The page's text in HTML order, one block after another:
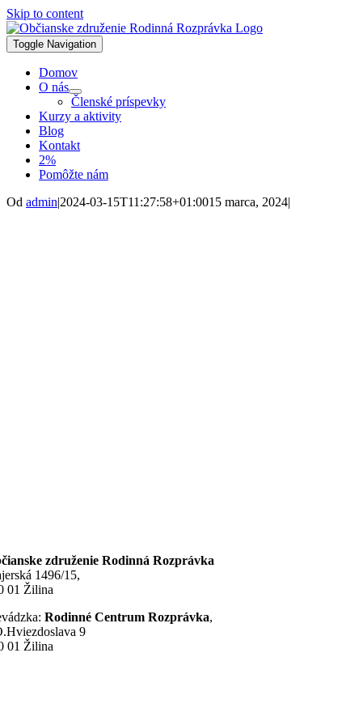
Skip to content
Toggle Navigation
Domov
O nás
Členské príspevky
Kurzy a aktivity
Blog
Kontakt
2%
Pomôžte nám
Od admin|2024-03-15T11:27:58+01:0015 marca, 2024|
združenie Rodinná Rozprávka
1496/15,
01 Žilina
Rodinné Centrum Rozprávka,
9
01 Žilina